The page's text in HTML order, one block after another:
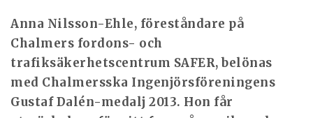
Anna Nilsson-Ehle, föreståndare på
Chalmers fordons- och
trafiksäkerhetscentrum SAFER, belönas
med Chalmersska Ingenjörsföreningens
Gustaf Dalén-medalj 2013. Hon får